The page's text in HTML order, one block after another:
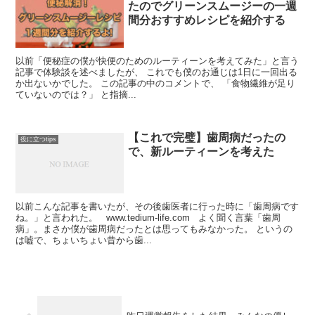
たのでグリーンスムージーの一週
間分おすすめレシピを紹介する
以前「便秘症の僕が快便のためのルーティーンを考えてみた」と言う
記事で体験談を述べましたが、 これでも僕のお通じは1日に一回出る
か出ないかでした。 この記事の中のコメントで、 「食物繊維が足り
ていないのでは？」 と指摘...
役に立つtips
【これで完璧】歯周病だったの
で、新ルーティーンを考えた
以前こんな記事を書いたが、その後歯医者に行った時に「歯周病です
ね。」と言われた。 www.tedium-life.com よく聞く言葉「歯周
病」。まさか僕が歯周病だったとは思ってもみなかった。 というの
は嘘で、ちょいちょい昔から歯...